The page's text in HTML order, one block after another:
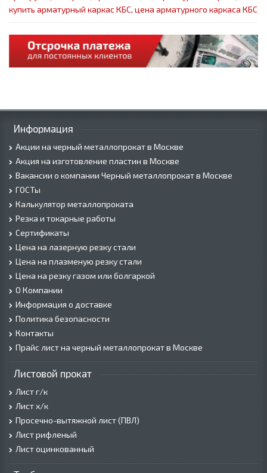
купить арматурный каркас КБС, цена арматурного каркаса КБС
Информация
Акции на черный металлопрокат в Москве
Акция на изготовление пластин в Москве
Вакансии о компании Черный металлопрокат в Москве
ГОСТы
Калькулятор металлопроката
Резка и токарные работы
Сертификаты
Цена на лазерную резку стали
Цена на плазменую резку стали
Цена на резку газом или болгаркой
О Компании
Информация о доставке
Политика безопасности
Контакты
Прайс лист на черный металлопрокат в Москве
Листовой прокат
Лист г/к
Лист х/к
Просечно-вытяжной лист (ПВЛ)
Лист рифленый
Лист оцинкованный